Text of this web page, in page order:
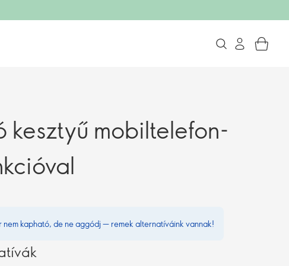
kesztyű mobiltelefon-
nem kapható, de ne aggódj — remek alternatíváink vannak!